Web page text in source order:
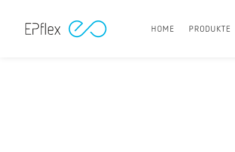
HOME PRODUKTE